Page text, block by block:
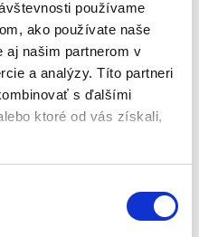
používame
ako používate naše
aj našim partnerom v
a analýzy. Títo partneri
s ďalšími
ktoré od vás získali,
vplyvom
matným povrchom
sade